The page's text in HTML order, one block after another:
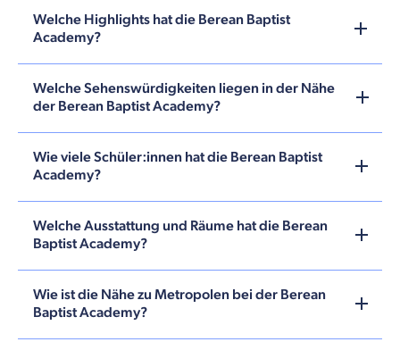
Welche Highlights hat die Berean Baptist
Academy?
Welche Sehenswürdigkeiten liegen in der Nähe
der Berean Baptist Academy?
Wie viele Schüler:innen hat die Berean Baptist
Academy?
Welche Ausstattung und Räume hat die Berean
Baptist Academy?
Wie ist die Nähe zu Metropolen bei der Berean
Baptist Academy?